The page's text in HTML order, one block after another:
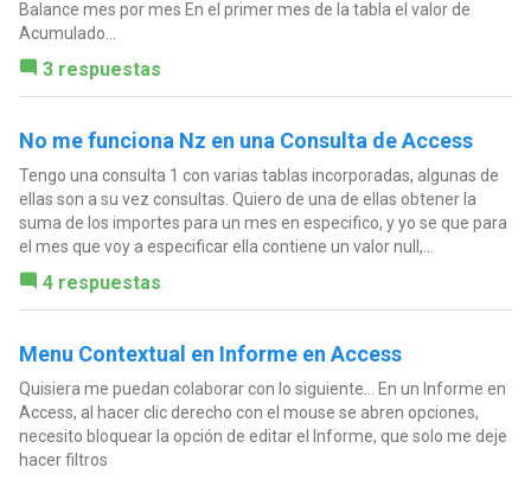
Balance mes por mes En el primer mes de la tabla el valor de
Acumulado...
3 respuestas
No me funciona Nz en una Consulta de Access
Tengo una consulta 1 con varias tablas incorporadas, algunas de
ellas son a su vez consultas. Quiero de una de ellas obtener la
suma de los importes para un mes en especifico, y yo se que para
el mes que voy a especificar ella contiene un valor null,...
4 respuestas
Menu Contextual en Informe en Access
Quisiera me puedan colaborar con lo siguiente... En un Informe en
Access, al hacer clic derecho con el mouse se abren opciones,
necesito bloquear la opción de editar el Informe, que solo me deje
hacer filtros